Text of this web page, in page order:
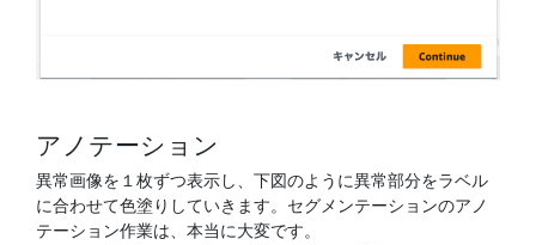
アノテーション
異常画像を１枚ずつ表示し、下図のように異常部分をラベル
に合わせて色塗りしていきます。セグメンテーションのアノ
テーション作業は、本当に大変です。